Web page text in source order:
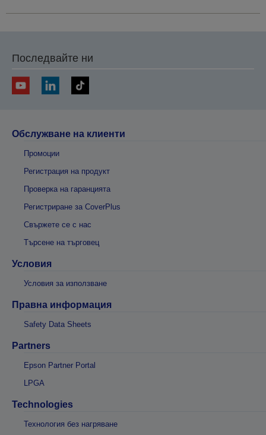
Последвайте ни
Обслужване на клиенти
Промоции
Регистрация на продукт
Проверка на гаранцията
Регистриране за CoverPlus
Свържете се с нас
Търсене на търговец
Условия
Условия за използване
Правна информация
Safety Data Sheets
Partners
Epson Partner Portal
LPGA
Technologies
Технология без нагряване